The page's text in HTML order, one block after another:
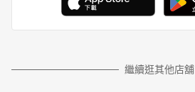
繼續逛其他店舖